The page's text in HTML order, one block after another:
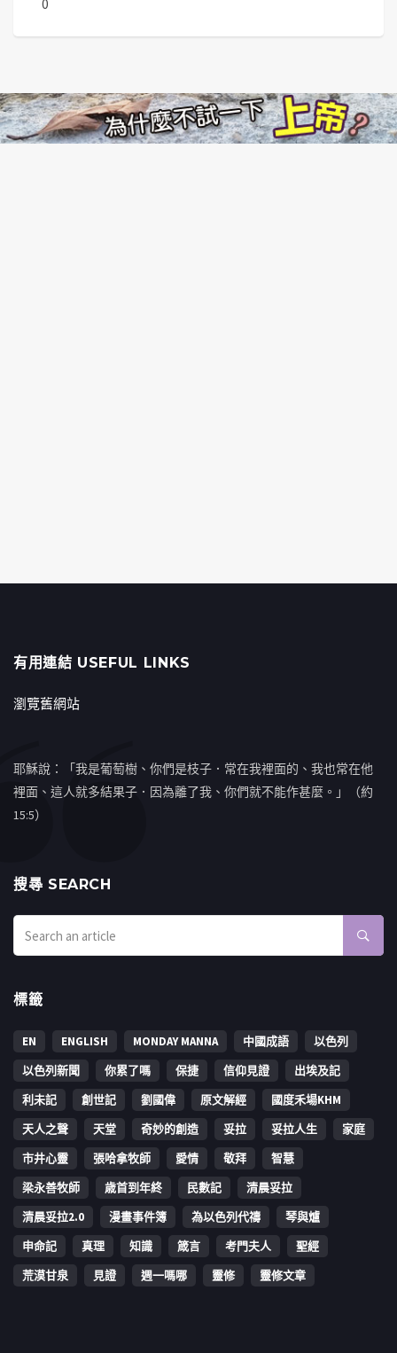
0
有用連結 USEFUL LINKS
瀏覽舊網站
耶穌說：「我是葡萄樹、你們是枝子．常在我裡面的、我也常在他
裡面、這人就多結果子．因為離了我、你們就不能作甚麼。」（約
15:5）
搜㝷 SEARCH
標籤
EN ENGLISH MONDAY MANNA 中國成語
以色列
以色列新聞
你累了嗎 保捷 信仰見證
出埃及記
利未記
創世記 劉國偉 原文解經
國度禾場KHM
天人之聲
天堂 奇妙的創造 妥拉 妥拉人生
家庭
市井心靈
張哈拿牧師 愛情 敬拜
智慧
梁永善牧師
歳首到年終 民數記
清晨妥拉
清晨妥拉2.0
漫畫事件簿 為以色列代禱
琴與爐
申命記
真理 知識 箴言 考門夫人
聖經
荒漠甘泉
見證 週一嗎哪 靈修 靈修文章